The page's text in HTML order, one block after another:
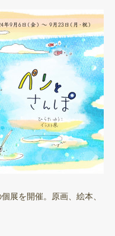
展を開催。原画、絵本、